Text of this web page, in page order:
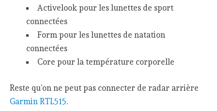
Activelook pour les lunettes de sport
connectées
Form pour les lunettes de natation
connectées
Core pour la température corporelle
Reste qu’on ne peut pas connecter de radar arrière
Garmin RTL515.